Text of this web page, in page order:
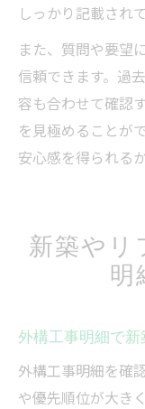
しっかり記載され
また、質問や要望
信頼できます。過
容も合わせて確認
を見極めることが
安心感を得られる
新築やリ
明
外構工事明細で
外構工事明細を確
や優先順位が大き